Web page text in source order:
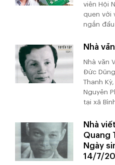
viên Hội
quen với
ngắn đầu
Nhà
Nhà văn
Đức
Thanh
Nguyên
tại xã
Nhà
Quang
Ngày
14/7/